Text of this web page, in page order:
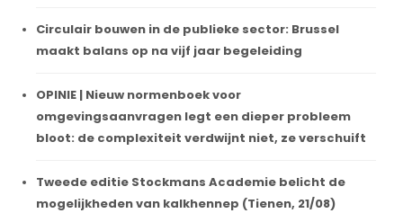
Circulair bouwen in de publieke sector: Brussel
maakt balans op na vijf jaar begeleiding
OPINIE | Nieuw normenboek voor
omgevingsaanvragen legt een dieper probleem
bloot: de complexiteit verdwijnt niet, ze verschuift
Tweede editie Stockmans Academie belicht de
mogelijkheden van kalkhennep (Tienen, 21/08)